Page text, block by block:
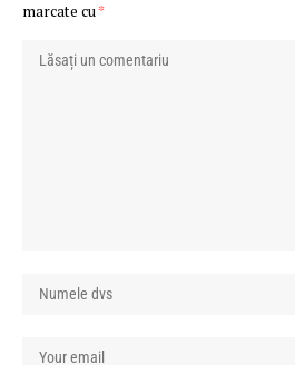
marcate cu*